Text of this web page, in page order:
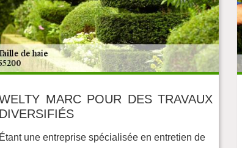
MARC POUR DES TRAVAUX
DIVERSIFIÉS
Étant une entreprise spécialisée en entretien de